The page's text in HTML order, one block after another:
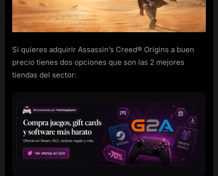
PC
rebajado
Si quieres adquirir Assassin’s Creed® Origins a buen
precio tienes dos opciones que son las 2 mejores
tiendas del sector: